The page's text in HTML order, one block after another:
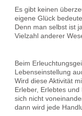
Es gibt keinen
eigene Glück
Denn man selbst ist
Vielzahl anderer
Beim
Lebenseinstellung
Wird diese Aktivität
Erleber, Erlebtes
sich nicht
dann wird jede